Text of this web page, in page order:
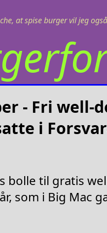
at spise burger vil jeg
- Fri well-
i
bolle til gratis
som i Big Mac